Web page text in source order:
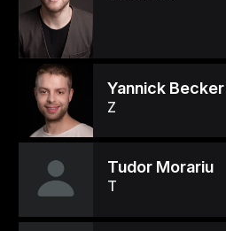
Yannick Becker
Z
Tudor Morariu
T